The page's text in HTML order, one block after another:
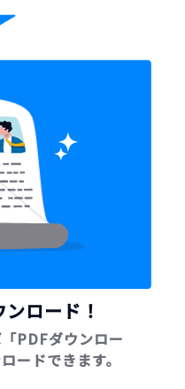
ロード！
PDFダウンロー
ードできます。